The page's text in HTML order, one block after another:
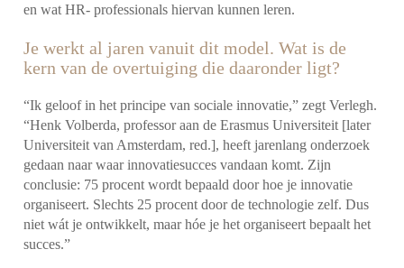
en wat HR- professionals hiervan kunnen leren.
Je werkt al jaren vanuit dit model. Wat is de
kern van de overtuiging die daaronder ligt?
“Ik geloof in het principe van sociale innovatie,” zegt Verlegh.
“Henk Volberda, professor aan de Erasmus Universiteit [later
Universiteit van Amsterdam, red.], heeft jarenlang onderzoek
gedaan naar waar innovatiesucces vandaan komt. Zijn
conclusie: 75 procent wordt bepaald door hoe je innovatie
organiseert. Slechts 25 procent door de technologie zelf. Dus
niet wát je ontwikkelt, maar hóe je het organiseert bepaalt het
succes.”